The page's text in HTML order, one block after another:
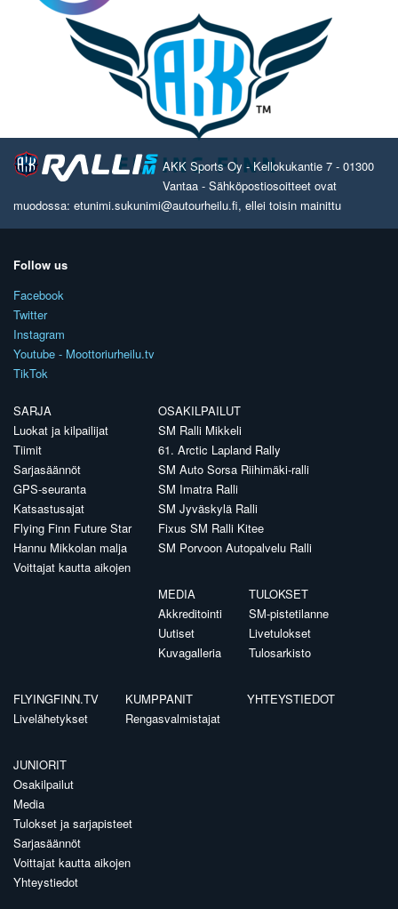
AKK Sports Oy - Kellokukantie 7 - 01300
Vantaa - Sähköpostiosoitteet ovat
muodossa: etunimi.sukunimi@autourheilu.fi, ellei toisin mainittu
Follow us
Facebook
Twitter
Instagram
Youtube - Moottoriurheilu.tv
TikTok
SARJA
Luokat ja kilpailijat
Tiimit
Sarjasäännöt
GPS-seuranta
Katsastusajat
Flying Finn Future Star
Hannu Mikkolan malja
Voittajat kautta aikojen
OSAKILPAILUT
SM Ralli Mikkeli
61. Arctic Lapland Rally
SM Auto Sorsa Riihimäki-ralli
SM Imatra Ralli
SM Jyväskylä Ralli
Fixus SM Ralli Kitee
SM Porvoon Autopalvelu Ralli
MEDIA
Akkreditointi
Uutiset
Kuvagalleria
TULOKSET
SM-pistetilanne
Livetulokset
Tulosarkisto
FLYINGFINN.TV
Livelähetykset
KUMPPANIT
Rengasvalmistajat
YHTEYSTIEDOT
JUNIORIT
Osakilpailut
Media
Tulokset ja sarjapisteet
Sarjasäännöt
Voittajat kautta aikojen
Yhteystiedot